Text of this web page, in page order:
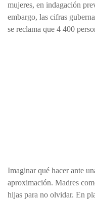
mujeres, en indagación
embargo, las cifras
se reclama que 4 400
Imaginar qué hacer ante
aproximación. Madres
hijas para no olvidar. En